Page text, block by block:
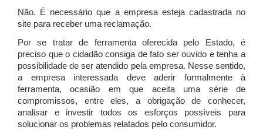
Não. É necessário que a empresa esteja cadastrada no
site para receber uma reclamação.
Por se tratar de ferramenta oferecida pelo Estado, é
preciso que o cidadão consiga de fato ser ouvido e tenha a
possibilidade de ser atendido pela empresa. Nesse sentido,
a empresa interessada deve aderir formalmente à
ferramenta, ocasião em que aceita uma série de
compromissos, entre eles, a obrigação de conhecer,
analisar e investir todos os esforços possíveis para
solucionar os problemas relatados pelo consumidor.